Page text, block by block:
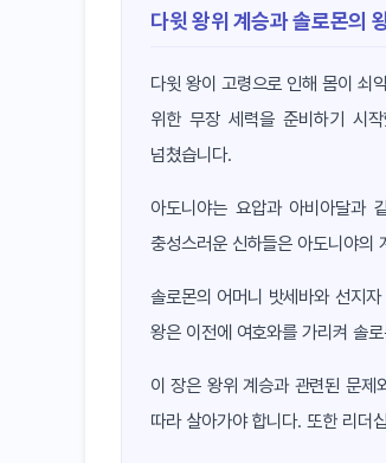
다윗 왕위 계승과 솔로몬의
다윗 왕이 고령으로 인해 몸이 쇠
위한 무장 세력을 준비하기 시
넘쳤습니다.
아도니야는 요압과 아비아달과
충성스러운 신하들은 아도니야의
솔로몬의 어머니 밧세바와 선지
왕은 이전에 여호와를 가리켜 솔
이 장은 왕위 계승과 관련된 문제
따라 살아가야 합니다. 또한 리더